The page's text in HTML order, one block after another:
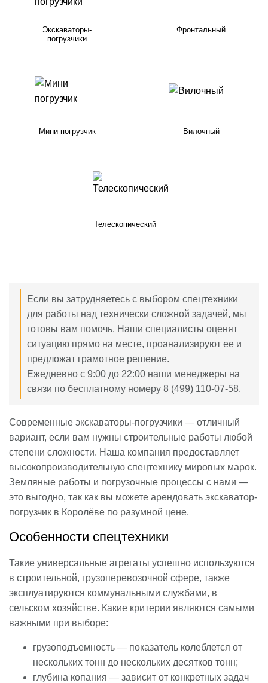
Экскаваторы-
погрузчики
Фронтальный
Мини погрузчик Вилочный
Телескопический
Если вы затрудняетесь с выбором спецтехники
для работы над технически сложной задачей, мы
готовы вам помочь. Наши специалисты оценят
ситуацию прямо на месте, проанализируют ее и
предложат грамотное решение.
Ежедневно с 9:00 до 22:00 наши менеджеры на
связи по бесплатному номеру 8 (499) 110-07-58.
Современные экскаваторы-погрузчики — отличный
вариант, если вам нужны строительные работы любой
степени сложности. Наша компания предоставляет
высокопроизводительную спецтехнику мировых марок.
Земляные работы и погрузочные процессы с нами —
это выгодно, так как вы можете арендовать экскаватор-
погрузчик в Королёве по разумной цене.
Особенности спецтехники
Такие универсальные агрегаты успешно используются
в строительной, грузоперевозочной сфере, также
эксплуатируются коммунальными службами, в
сельском хозяйстве. Какие критерии являются самыми
важными при выборе:
грузоподъемность — показатель колеблется от
нескольких тонн до нескольких десятков тонн;
глубина копания — зависит от конкретных задач